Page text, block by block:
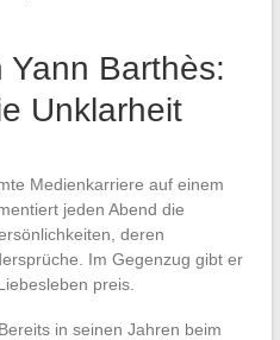
Yann Barthès:
Unklarheit
Medienkarriere auf einem
jeden Abend die
deren
Im Gegenzug gibt er
preis.
in seinen Jahren beim